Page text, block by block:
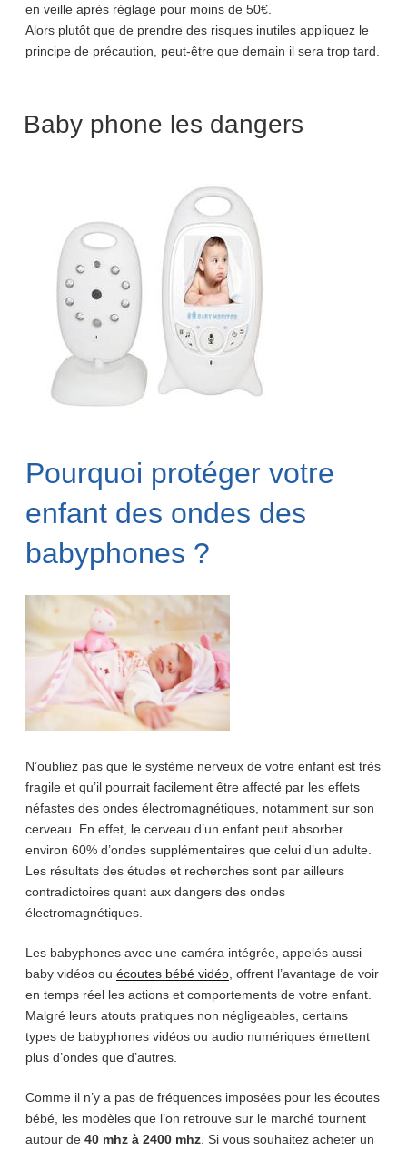
en veille après réglage pour moins de 50€.
Alors plutôt que de prendre des risques inutiles appliquez le
principe de précaution, peut-être que demain il sera trop tard.
Baby phone les dangers
Pourquoi protéger votre
enfant des ondes des
babyphones ?
N’oubliez pas que le système nerveux de votre enfant est très
fragile et qu’il pourrait facilement être affecté par les effets
néfastes des ondes électromagnétiques, notamment sur son
cerveau. En effet, le cerveau d’un enfant peut absorber
environ 60% d’ondes supplémentaires que celui d’un adulte.
Les résultats des études et recherches sont par ailleurs
contradictoires quant aux dangers des ondes
électromagnétiques.
Les babyphones avec une caméra intégrée, appelés aussi
baby vidéos ou écoutes bébé vidéo , offrent l’avantage de voir
en temps réel les actions et comportements de votre enfant.
Malgré leurs atouts pratiques non négligeables, certains
types de babyphones vidéos ou audio numériques émettent
plus d’ondes que d’autres.
Comme il n’y a pas de fréquences imposées pour les écoutes
bébé, les modèles que l’on retrouve sur le marché tournent
autour de 40 mhz à 2400 mhz . Si vous souhaitez acheter un